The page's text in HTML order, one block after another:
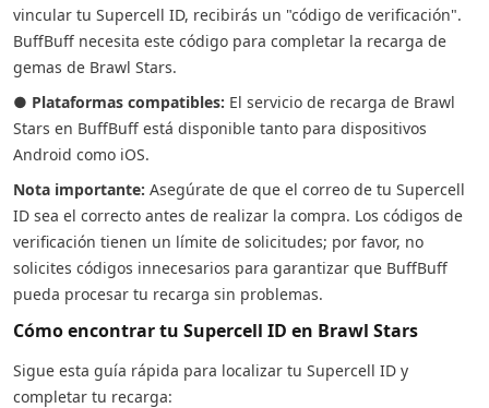
vincular tu Supercell ID, recibirás un "código de verificación".
BuffBuff necesita este código para completar la recarga de
gemas de Brawl Stars.
● Plataformas compatibles: El servicio de recarga de Brawl
Stars en BuffBuff está disponible tanto para dispositivos
Android como iOS.
Nota importante: Asegúrate de que el correo de tu Supercell
ID sea el correcto antes de realizar la compra. Los códigos de
verificación tienen un límite de solicitudes; por favor, no
solicites códigos innecesarios para garantizar que BuffBuff
pueda procesar tu recarga sin problemas.
Cómo encontrar tu Supercell ID en Brawl Stars
Sigue esta guía rápida para localizar tu Supercell ID y
completar tu recarga: